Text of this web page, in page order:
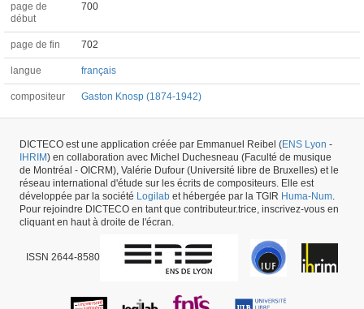
page de
début
700
page de fin 702
langue français
compositeur Gaston Knosp (1874-1942)
Article #31670 -dernière mise à jour 29/05/2026,créé le 06/02/2018 par Fauve
Bougard
DICTECO est une application créée par Emmanuel Reibel (ENS Lyon -
IHRIM) en collaboration avec Michel Duchesneau (Faculté de musique
de Montréal - OICRM), Valérie Dufour (Université libre de Bruxelles) et le
réseau international d'étude sur les écrits de compositeurs. Elle est
développée par la société Logilab et hébergée par la TGIR Huma-Num
Pour rejoindre DICTECO en tant que contributeur.trice, inscrivez-vous en
cliquant en haut à droite de l'écran.
ISSN 2644-8580